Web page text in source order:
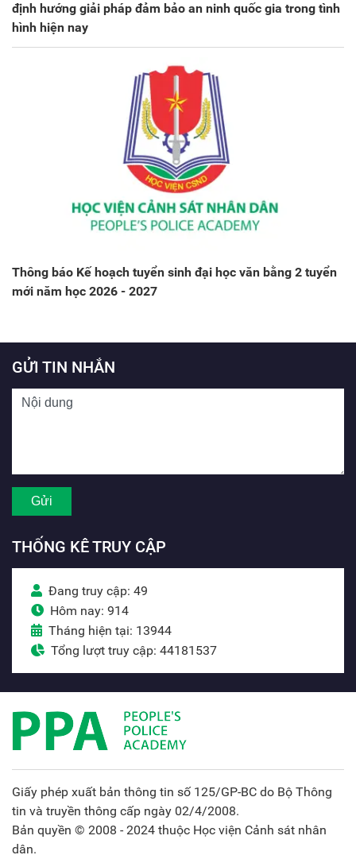
định hướng giải pháp đảm bảo an ninh quốc gia trong tình
hình hiện nay
Thông báo Kế hoạch tuyển sinh đại học văn bằng 2 tuyển
mới năm học 2026 - 2027
GỬI TIN NHẮN
THỐNG KÊ TRUY CẬP
Đang truy cập: 49
Hôm nay: 914
Tháng hiện tại: 13944
Tổng lượt truy cập: 44181537
Giấy phép xuất bản thông tin số 125/GP-BC do Bộ Thông
tin và truyền thông cấp ngày 02/4/2008.
Bản quyền © 2008 - 2024 thuộc Học viện Cảnh sát nhân
dân.